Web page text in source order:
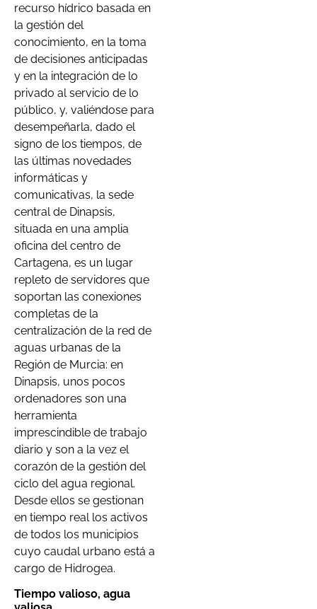
recurso hídrico basada en
la gestión del
conocimiento, en la toma
de decisiones anticipadas
y en la integración de lo
privado al servicio de lo
público, y, valiéndose para
desempeñarla, dado el
signo de los tiempos, de
las últimas novedades
informáticas y
comunicativas, la sede
central de Dinapsis,
situada en una amplia
oficina del centro de
Cartagena, es un lugar
repleto de servidores que
soportan las conexiones
completas de la
centralización de la red de
aguas urbanas de la
Región de Murcia: en
Dinapsis, unos pocos
ordenadores son una
herramienta
imprescindible de trabajo
diario y son a la vez el
corazón de la gestión del
ciclo del agua regional.
Desde ellos se gestionan
en tiempo real los activos
de todos los municipios
cuyo caudal urbano está a
cargo de Hidrogea.
Tiempo valioso, agua